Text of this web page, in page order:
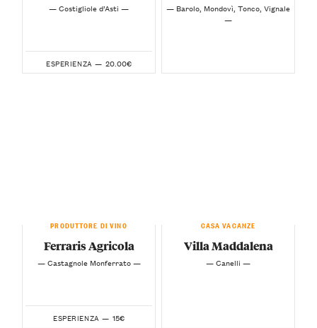
— Costigliole d’Asti —
ESPERIENZA — 20.00€
— Barolo, Mondovì, Tonco, Vignale
—
PRODUTTORE DI VINO
Ferraris Agricola
— Castagnole Monferrato —
ESPERIENZA — 15€
CASA VACANZE
Villa Maddalena
— Canelli —